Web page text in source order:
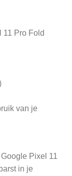
11 Pro Fold
van je
Pixel 11
in je